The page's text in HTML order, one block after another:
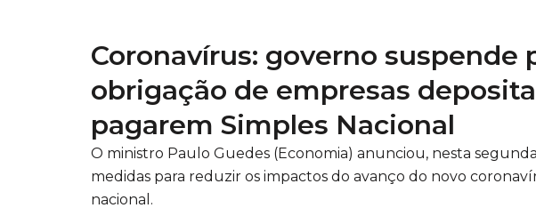
Coronavírus: governo suspende
obrigação de empresas
pagarem Simples Nacional
O ministro Paulo Guedes (Economia) anunciou, nesta
medidas para reduzir os impactos do avanço do novo
nacional.